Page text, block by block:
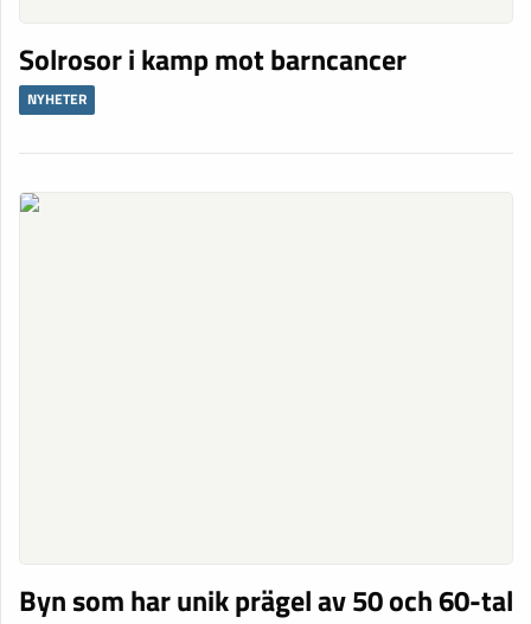
Solrosor i kamp mot barncancer
NYHETER
Byn som har unik prägel av 50 och 60-tal